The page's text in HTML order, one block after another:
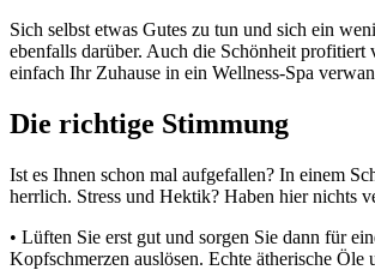
Sich selbst etwas Gutes zu tun und sich ein
ebenfalls darüber. Auch die Schönheit
einfach Ihr Zuhause in ein Wellness-Spa
Die richtige Stimmung
Ist es Ihnen schon mal aufgefallen? In einem
herrlich. Stress und Hektik? Haben hier nichts
• Lüften Sie erst gut und sorgen Sie dann für
Kopfschmerzen auslösen. Echte ätherische